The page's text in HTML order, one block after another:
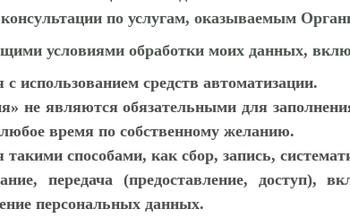
по услугам, оказываемым
условиями обработки моих данных,
использованием средств автоматизации.
не являются обязательными для
время по собственному желанию.
способами, как сбор, запись,
передача (предоставление, доступ),
персональных данных.